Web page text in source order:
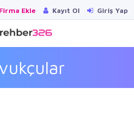
Firma Ekle Kayıt Ol Giriş Yap